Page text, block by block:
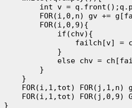
int v =
FOR(i,0,n) gv +=
        FOR(i,0,9){
            if(chv){
failch[v] =
            }
else chv =
        }
    }
FOR(i,1,tot) FOR(j,1,n)
FOR(i,1,tot) FOR(j,0,9)
}